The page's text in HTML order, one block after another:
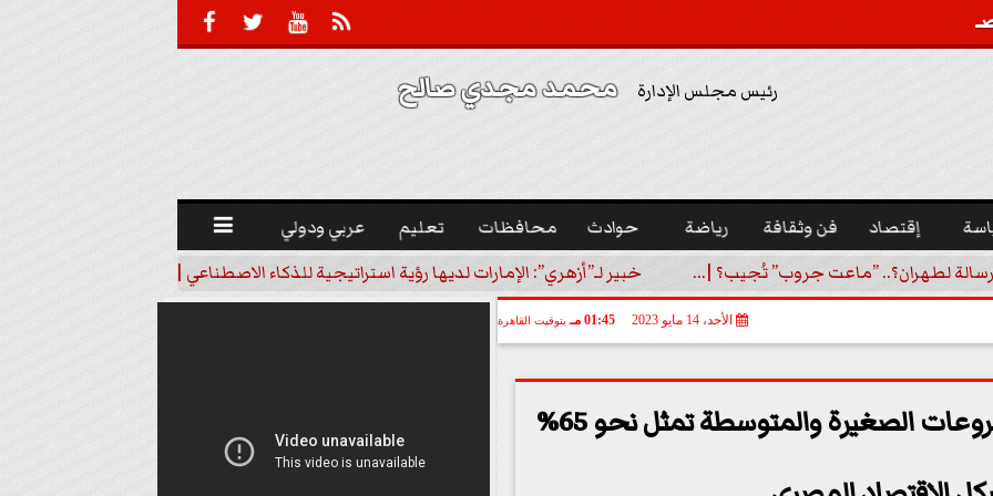
  

رئيس مجلس الإدارة محمد مجدي صالح
إقتصاد فن وثقافة رياضة حوادث محافظات تعليم عربي ودولي 
لطهران؟.. ”ماعت جروب” تُجيب؟ |... خبير لـ”أزهري”: الإمارات لديها رؤية استراتيجية للذكاء الاصطناعي | فيديو
الأحد، 14 مايو 2023 01:45 مـ بتوقيت القاهرة
محمد عطية الفيومي: المشروعات الصغيرة والمتوسطة تمثل نحو 65%